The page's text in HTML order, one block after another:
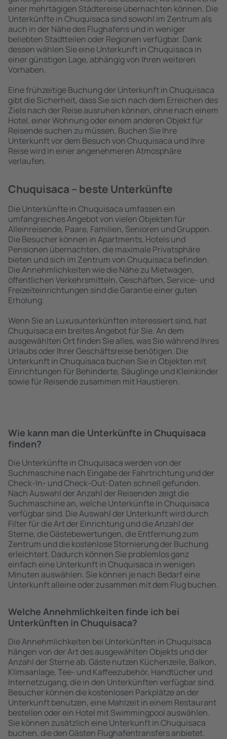
einer mehrtägigen Städtereise übernachten können. Die
Unterkünfte in Chuquisaca sind sowohl im Zentrum als
auch in der Nähe des Flughafens und in weniger
beliebten Stadtteilen oder Regionen verfügbar. Dank
dessen wählen Sie eine Unterkunft in Chuquisaca in
einer günstigen Lage, abhängig von Ihren weiteren
Vorhaben.
Eine frühzeitige Buchung der Unterkunft in Chuquisaca
gibt die Sicherheit, dass Sie sich nach dem Erreichen des
Ziels nach der Reise ausruhen können, ohne nach einem
Hotel, einer Wohnung oder einem anderen Objekt für
Reisende suchen zu müssen. Buchen Sie Ihre
Unterkunft vor dem Besuch von Chuquisaca und Ihre
Reise wird in einer angenehmeren Atmosphäre
verlaufen.
Chuquisaca – beste Unterkünfte
Die Unterkünfte in Chuquisaca umfassen ein
umfangreiches Angebot von vielen Objekten für
Alleinreisende, Paare, Familien, Senioren und Gruppen.
Die Besucher können in Apartments, Hotels und
Pensionen übernachten, die maximale Privatsphäre
bieten und sich im Zentrum von Chuquisaca befinden.
Die Annehmlichkeiten wie die Nähe zu Mietwagen,
öffentlichen Verkehrsmitteln, Geschäften, Service- und
Freizeiteinrichtungen sind die Garantie einer guten
Erholung.
Wenn Sie an Luxusunterkünften interessiert sind, hat
Chuquisaca ein breites Angebot für Sie. An dem
ausgewählten Ort finden Sie alles, was Sie während Ihres
Urlaubs oder Ihrer Geschäftsreise benötigen. Die
Unterkunft in Chuquisaca buchen Sie in Objekten mit
Einrichtungen für Behinderte, Säuglinge und Kleinkinder
sowie für Reisende zusammen mit Haustieren.
Wie kann man die Unterkünfte in Chuquisaca
finden?
Die Unterkünfte in Chuquisaca werden von der
Suchmaschine nach Eingabe der Fahrtrichtung und der
Check-In- und Check-Out-Daten schnell gefunden.
Nach Auswahl der Anzahl der Reisenden zeigt die
Suchmaschine an, welche Unterkünfte in Chuquisaca
verfügbar sind. Die Auswahl der Unterkunft wird durch
Filter für die Art der Einrichtung und die Anzahl der
Sterne, die Gästebewertungen, die Entfernung zum
Zentrum und die kostenlose Stornierung der Buchung
erleichtert. Dadurch können Sie problemlos ganz
einfach eine Unterkunft in Chuquisaca in wenigen
Minuten auswählen. Sie können je nach Bedarf eine
Unterkunft alleine oder zusammen mit dem Flug buchen.
Welche Annehmlichkeiten finde ich bei
Unterkünften in Chuquisaca?
Die Annehmlichkeiten bei Unterkünften in Chuquisaca
hängen von der Art des ausgewählten Objekts und der
Anzahl der Sterne ab. Gäste nutzen Küchenzeile, Balkon,
Klimaanlage, Tee- und Kaffeezubehör, Handtücher und
Internetzugang, die in den Unterkünften verfügbar sind.
Besucher können die kostenlosen Parkplätze an der
Unterkunft benutzen, eine Mahlzeit in einem Restaurant
bestellen oder ein Hotel mit Swimmingpool auswählen.
Sie können zusätzlich eine Unterkunft in Chuquisaca
buchen, die den Gästen Flughafentransfers anbietet.